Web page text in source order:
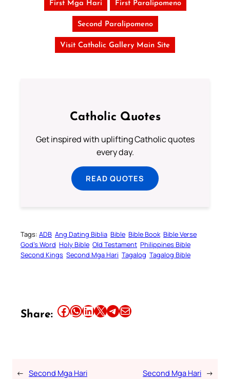
First Mga Hari First Paralipomeno
Second Paralipomeno
Visit Catholic Gallery Main Site
Catholic Quotes
Get inspired with uplifting Catholic quotes
every day.
READ QUOTES
Tags: ADB Ang Dating Biblia Bible Bible Book Bible Verse
God’s Word Holy Bible Old Testament Philippines Bible
Second Kings Second Mga Hari Tagalog Tagalog Bible
Share: Share this article on Facebook Share this article on WhatsApp Share this article on LinkedIn Share this article on X Share this article on TelegramEmail this Article
← Second Mga Hari
Second Mga Hari →